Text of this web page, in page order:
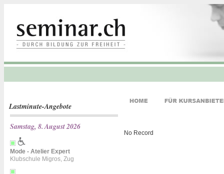
Lastminute-Angebote
Samstag, 8. August 2026
Mode - Atelier Expert
Klubschule Migros, Zug
No Record